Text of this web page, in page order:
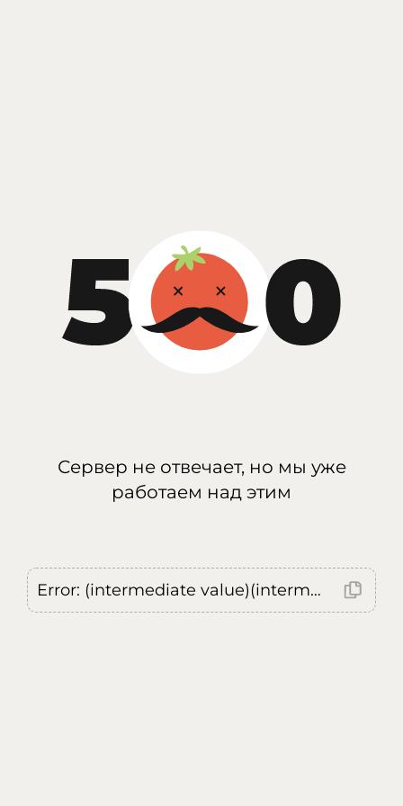
Сервер не отвечает, но мы уже
работаем над этим
Error: (intermediate value)(intermediate value)(intermediate value).replaceAll is not a function